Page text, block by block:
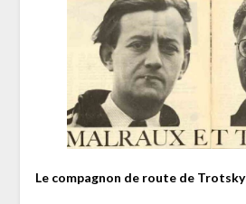
Le compagnon de route de Trotsky